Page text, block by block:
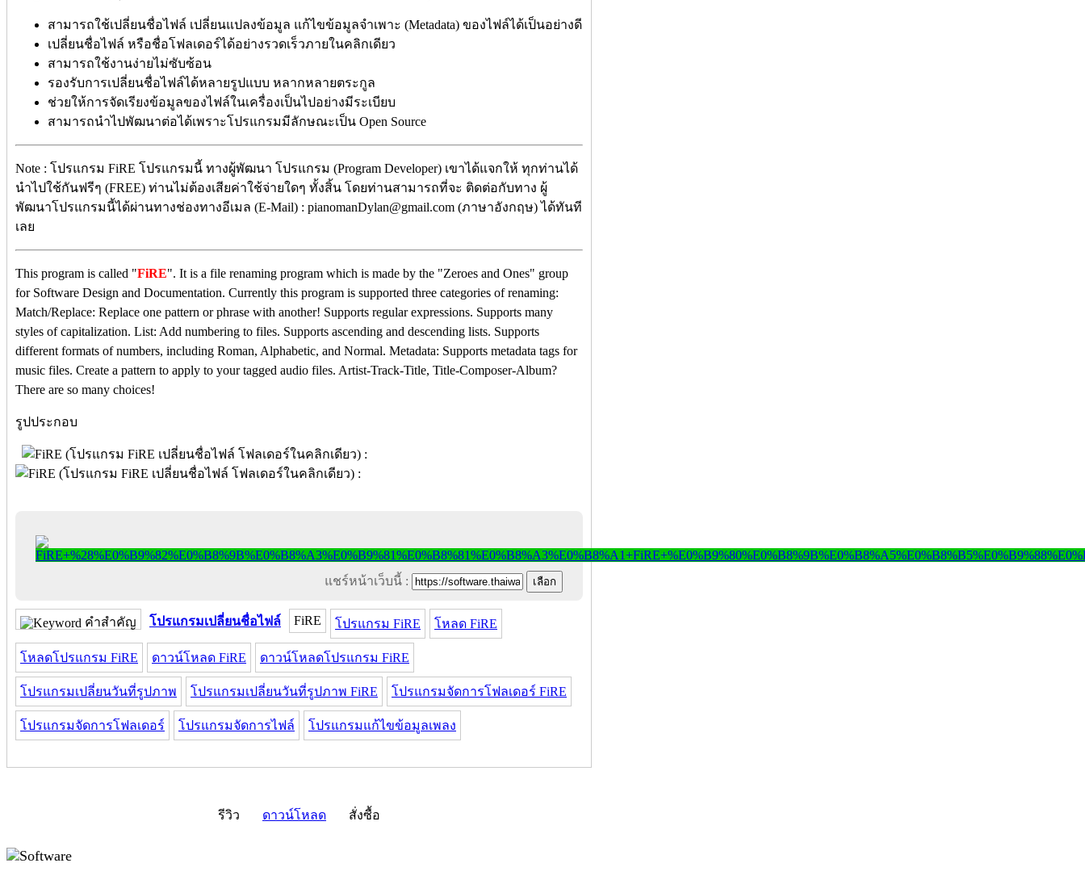
สามารถใช้เปลี่ยนชื่อไฟล์ เปลี่ยนแปลงข้อมูล แก้ไขข้อมูลจำเพาะ (Metadata) ของไฟล์ได้เป็นอย่างดี
เปลี่ยนชื่อไฟล์ หรือชื่อโฟลเดอร์ได้อย่างรวดเร็วภายในคลิกเดียว
สามารถใช้งานง่ายไม่ซับซ้อน
รองรับการเปลี่ยนชื่อไฟล์ได้หลายรูปแบบ หลากหลายตระกูล
ช่วยให้การจัดเรียงข้อมูลของไฟล์ในเครื่องเป็นไปอย่างมีระเบียบ
สามารถนำไปพัฒนาต่อได้เพราะโปรแกรมมีลักษณะเป็น Open Source
Note : โปรแกรม FiRE โปรแกรมนี้ ทางผู้พัฒนา โปรแกรม (Program Developer) เขาได้แจกให้ ทุกท่านได้
นำไปใช้กันฟรีๆ (FREE) ท่านไม่ต้องเสียค่าใช้จ่ายใดๆ ทั้งสิ้น โดยท่านสามารถที่จะ ติดต่อกับทาง ผู้
พัฒนาโปรแกรมนี้ได้ผ่านทางช่องทางอีเมล (E-Mail) : pianomanDylan@gmail.com (ภาษาอังกฤษ) ได้ทันที
เลย
This program is called "FiRE". It is a file renaming program which is made by the "Zeroes and Ones" group
for Software Design and Documentation. Currently this program is supported three categories of renaming:
Match/Replace: Replace one pattern or phrase with another! Supports regular expressions. Supports many
styles of capitalization. List: Add numbering to files. Supports ascending and descending lists. Supports
different formats of numbers, including Roman, Alphabetic, and Normal. Metadata: Supports metadata tags for
music files. Create a pattern to apply to your tagged audio files. Artist-Track-Title, Title-Composer-Album?
There are so many choices!
รูปประกอบ
แชร์หน้าเว็บนี้ :
คำสำคัญ โปรแกรมเปลี่ยนชื่อไฟล์ FiRE โปรแกรม FiRE โหลด FiRE
โหลดโปรแกรม FiRE ดาวน์โหลด FiRE ดาวน์โหลดโปรแกรม FiRE
โปรแกรมเปลี่ยนวันที่รูปภาพ โปรแกรมเปลี่ยนวันที่รูปภาพ FiRE โปรแกรมจัดการโฟลเดอร์ FiRE
โปรแกรมจัดการโฟลเดอร์ โปรแกรมจัดการไฟล์ โปรแกรมแก้ไขข้อมูลเพลง
รีวิว ดาวน์โหลด สั่งซื้อ